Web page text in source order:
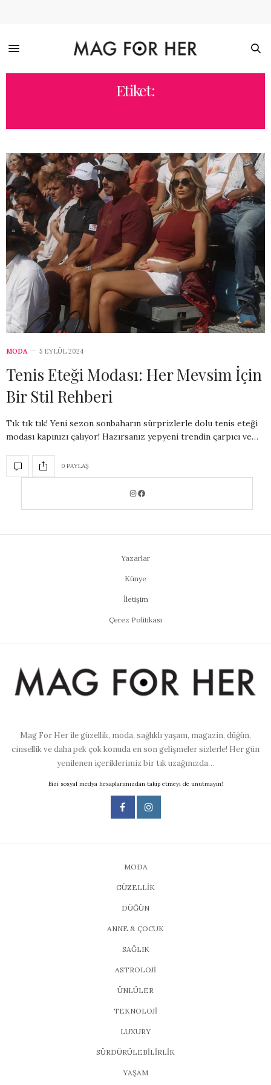
Etiket:
MODA 5 EYLÜL 2024
Tenis Eteği Modası: Her Mevsim İçin
Bir Stil Rehberi
Tık tık tık! Yeni sezon sonbaharın sürprizlerle dolu tenis eteği
modası kapınızı çalıyor! Hazırsanız yepyeni trendin çarpıcı ve…
0 PAYLAŞ
Yazarlar
Künye
İletişim
Çerez Politikası
Mag For Her ile güzellik, moda, sağlıklı yaşam, magazin, düğün,
cinsellik ve daha pek çok konuda en son gelişmeler sizlerle! Her gün
yenilenen içeriklerimiz bir tık uzağınızda…
Bizi sosyal medya hesaplarımızdan takip etmeyi de unutmayın!
MODA
GÜZELLİK
DÜĞÜN
ANNE & ÇOCUK
SAĞLIK
ASTROLOJİ
ÜNLÜLER
TEKNOLOJİ
LUXURY
SÜRDÜRÜLEBİLİRLİK
YAŞAM